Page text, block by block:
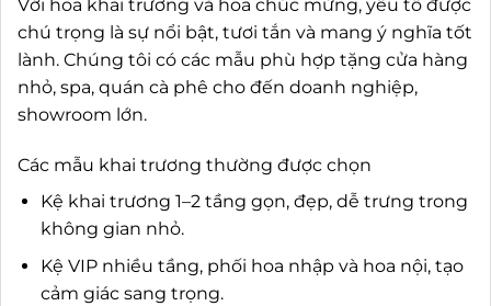
Với hoa khai trương và hoa chúc mừng, yếu tố được
chú trọng là sự nổi bật, tươi tắn và mang ý nghĩa tốt
lành. Chúng tôi có các mẫu phù hợp tặng cửa hàng
nhỏ, spa, quán cà phê cho đến doanh nghiệp,
showroom lớn.
Các mẫu khai trương thường được chọn
Kệ khai trương 1–2 tầng gọn, đẹp, dễ trưng trong
không gian nhỏ.
Kệ VIP nhiều tầng, phối hoa nhập và hoa nội, tạo
cảm giác sang trọng.